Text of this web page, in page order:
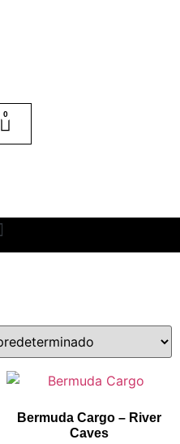
0
Bermuda Cargo – River
Caves